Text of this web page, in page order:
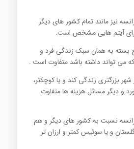
نیز مانند تمام کشور های دیگر
آیتم هایی مشخص است.
بسته به همان سبک زندگی فرد و
می تواند داشته باشد متفاوت است .
شهر بزرگتری زندگی کند و یا کوچکتر،
و دیگر مسائل هزینه ها متفاوت
نسبت به کشور های دیگر و هم
و یا سوئیس کمتر و ارزان تر